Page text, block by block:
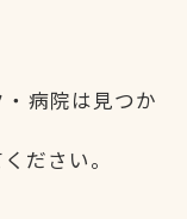
病院は見つか
ださい。